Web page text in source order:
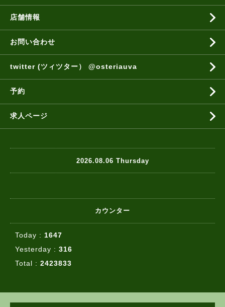
店舗情報
お問い合わせ
twitter (ツィツター） @osteriauva
予約
求人ページ
2026.08.06 Thursday
カウンター
Today : 1647
Yesterday : 316
Total : 2423833